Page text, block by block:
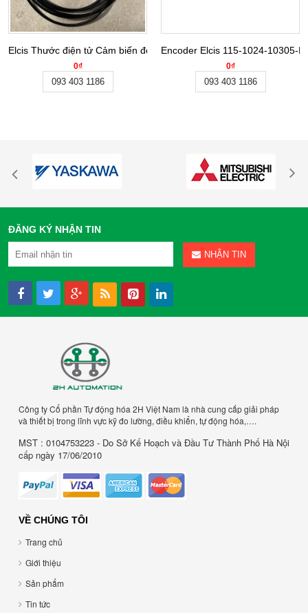
Elcis Thước điện tử Cảm biến đo khoảng cách L/3RPAE-26-B-CV-R-
0₫
093 403 1186
Encoder Elcis 115-1024-10305-
0₫
093 403 1186
ĐĂNG KÝ NHẬN TIN
NHẬN TIN
Công ty Cổ phần Tự động hóa 2H Việt Nam là nhà cung cấp giải pháp
và thiết bị trong lĩnh vực kỹ đo lường, điều khiển, tự động hóa,….
MST : 0104753223 - Do Sở Kế Hoạch và Đầu Tư Thành Phố Hà Nội
cấp ngày 17/06/2010
VỀ CHÚNG TÔI
Trang chủ
Giới thiệu
Sản phẩm
Tin tức